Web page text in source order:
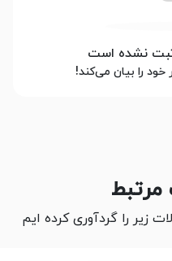
نشده است
خود را بیان می‌کند!
زیر را گردآوری کرده ایم